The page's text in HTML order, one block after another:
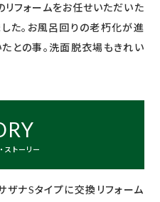
リフォームをお任せいただいた
た。お風呂回りの老朽化が進
たとの事。洗面脱衣場もきれい
ストーリー
ナSタイプに交換リフォーム